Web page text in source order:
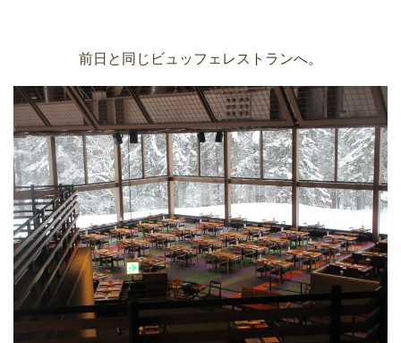
前日と同じビュッフェレストランへ。